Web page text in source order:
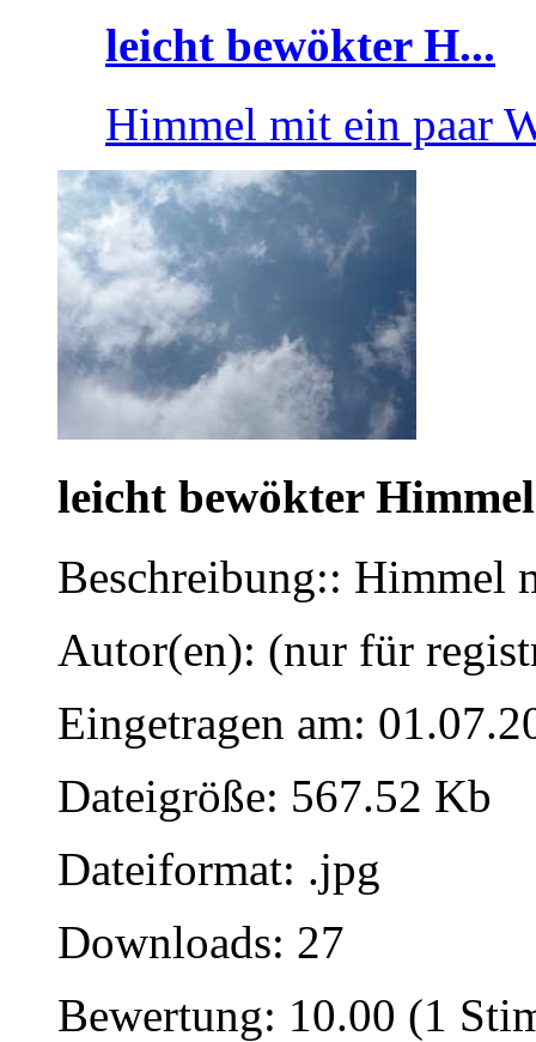
leicht bewökter H...
Himmel mit ein paar
leicht bewökter Himmel
Beschreibung:: Himmel
Autor(en): (nur für
Eingetragen am:
Dateigröße: 567.52 Kb
Dateiformat: .jpg
Downloads: 27
Bewertung: 10.00 (1